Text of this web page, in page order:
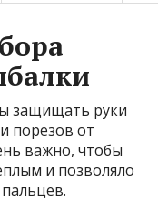
защищать руки
порезов от
важно, чтобы
и позволяло